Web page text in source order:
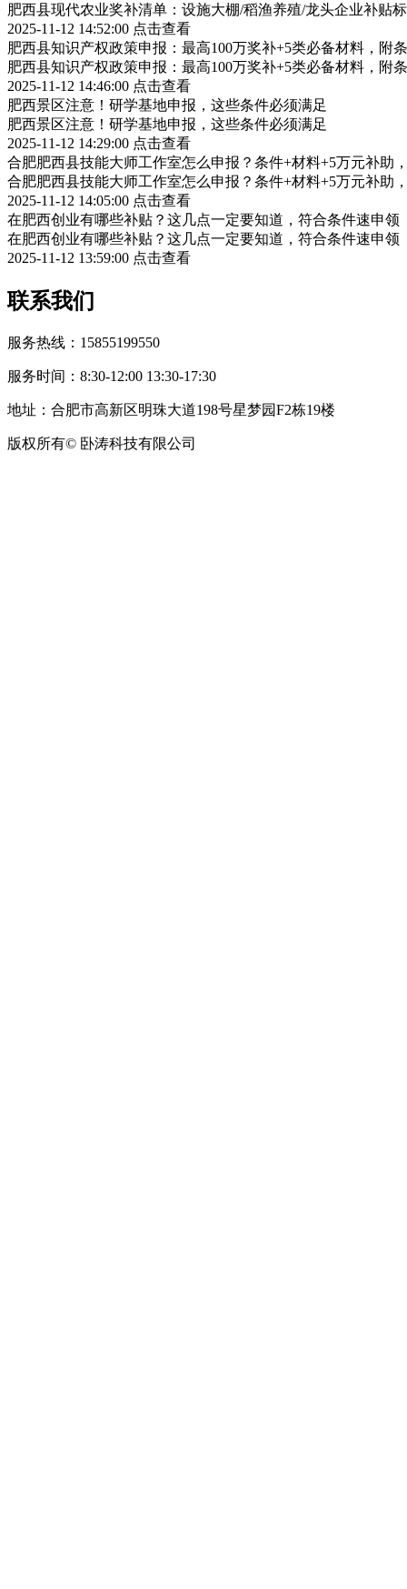
肥西县现代农业奖补清单：设施大棚/稻渔养殖/龙头企业补贴
2025-11-12 14:52:00 点击查看
肥西县知识产权政策申报：最高100万奖补+5类必备材料，附
肥西县知识产权政策申报：最高100万奖补+5类必备材料，附
2025-11-12 14:46:00 点击查看
肥西景区注意！研学基地申报，这些条件必须满足
肥西景区注意！研学基地申报，这些条件必须满足
2025-11-12 14:29:00 点击查看
合肥肥西县技能大师工作室怎么申报？条件+材料+5万元补助
合肥肥西县技能大师工作室怎么申报？条件+材料+5万元补助
2025-11-12 14:05:00 点击查看
在肥西创业有哪些补贴？这几点一定要知道，符合条件速申领
在肥西创业有哪些补贴？这几点一定要知道，符合条件速申领
2025-11-12 13:59:00 点击查看
联系我们
服务热线：15855199550
服务时间：8:30-12:00 13:30-17:30
地址：合肥市高新区明珠大道198号星梦园F2栋19楼
版权所有© 卧涛科技有限公司